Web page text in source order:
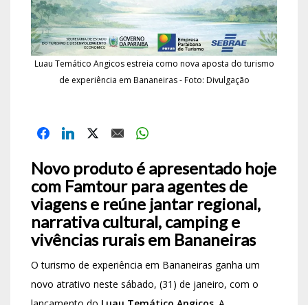
Luau Temático Angicos estreia como nova aposta do turismo
de experiência em Bananeiras - Foto: Divulgação
Novo produto é apresentado hoje
com Famtour para agentes de
viagens e reúne jantar regional,
narrativa cultural, camping e
vivências rurais em Bananeiras
O turismo de experiência em Bananeiras ganha um
novo atrativo neste sábado, (31) de janeiro, com o